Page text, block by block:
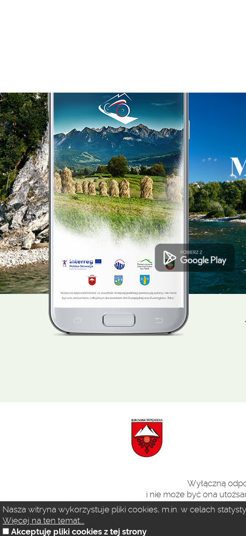
Wyłączną
i nie może być ona
Nasza witryna wykorzystuje pliki cookies, m.in. w celach
Więcej na ten temat...
Akceptuję pliki cookies z tej strony